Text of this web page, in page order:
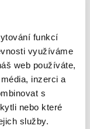
funkcí
využíváme
web používáte,
inzerci a
s
nebo které
služby.
14993 Kč
+
1